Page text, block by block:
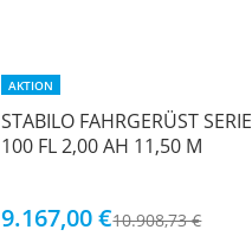
AKTION
STABILO FAHRGERÜST SERIE
100 FL 2,00 AH 11,50 M
9.167,00 €10.908,73 €